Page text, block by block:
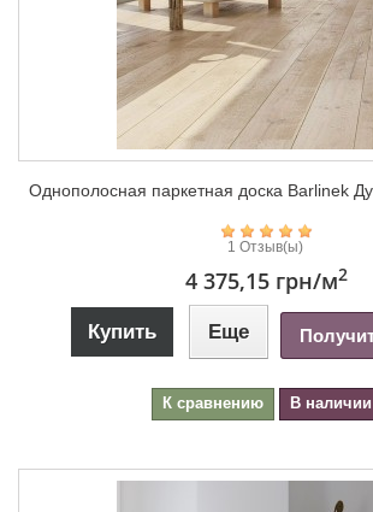
Однополосная паркетная доска Barlinek
1 Отзыв(ы)
4 375,15 грн/м2
Купить Еще
К сравнению В наличии